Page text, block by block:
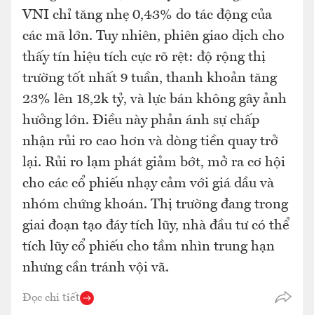
VNI chỉ tăng nhẹ 0,43% do tác động của
các mã lớn. Tuy nhiên, phiên giao dịch cho
thấy tín hiệu tích cực rõ rệt: độ rộng thị
trường tốt nhất 9 tuần, thanh khoản tăng
23% lên 18,2k tỷ, và lực bán không gây ảnh
hưởng lớn. Điều này phản ánh sự chấp
nhận rủi ro cao hơn và dòng tiền quay trở
lại. Rủi ro lạm phát giảm bớt, mở ra cơ hội
cho các cổ phiếu nhạy cảm với giá dầu và
nhóm chứng khoán. Thị trường đang trong
giai đoạn tạo đáy tích lũy, nhà đầu tư có thể
tích lũy cổ phiếu cho tầm nhìn trung hạn
nhưng cần tránh vội vã.
Đọc chi tiết